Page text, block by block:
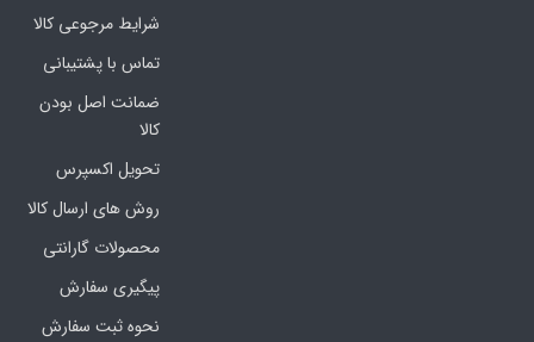
شرایط مرجوعی کالا
تماس با پشتیبانی
ضمانت اصل بودن
کالا
تحویل اکسپرس
روش های ارسال کالا
محصولات گارانتی
پیگیری سفارش
نحوه ثبت سفارش